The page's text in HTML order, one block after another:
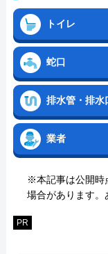
トイレ
蛇口
排水管・排水
業者
※本記事は公開時
場合があります。
PR